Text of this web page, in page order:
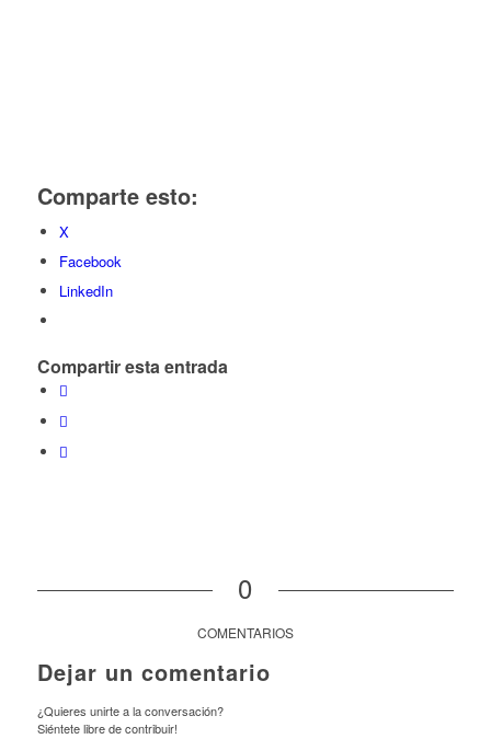
Comparte esto:
X
Facebook
LinkedIn
Compartir esta entrada
0
COMENTARIOS
Dejar un comentario
¿Quieres unirte a la conversación?
Siéntete libre de contribuir!